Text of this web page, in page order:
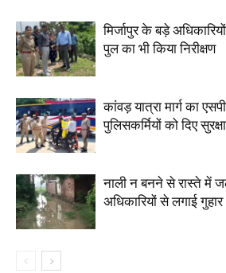
मिर्जापुर के बड़े
पुल का भी किया निरीक्षण
कांवड़ यात्रा मार्ग का
पुलिसकर्मियों को दिए
नाली न बनने से रास्ते में
अधिकारियों से लगाई गुहार